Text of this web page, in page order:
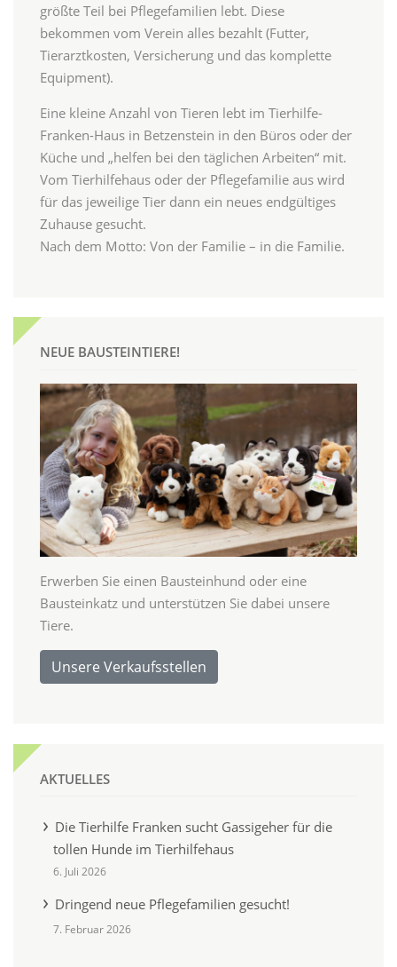
größte Teil bei Pflegefamilien lebt. Diese
bekommen vom Verein alles bezahlt (Futter,
Tierarztkosten, Versicherung und das komplette
Equipment).
Eine kleine Anzahl von Tieren lebt im Tierhilfe-
Franken-Haus in Betzenstein in den Büros oder der
Küche und „helfen bei den täglichen Arbeiten“ mit.
Vom Tierhilfehaus oder der Pflegefamilie aus wird
für das jeweilige Tier dann ein neues endgültiges
Zuhause gesucht.
Nach dem Motto: Von der Familie – in die Familie.
NEUE BAUSTEINTIERE!
Erwerben Sie einen Bausteinhund oder eine
Bausteinkatz und unterstützen Sie dabei unsere
Tiere.
Unsere Verkaufsstellen
AKTUELLES
Die Tierhilfe Franken sucht Gassigeher für die
tollen Hunde im Tierhilfehaus
6. Juli 2026
Dringend neue Pflegefamilien gesucht!
7. Februar 2026